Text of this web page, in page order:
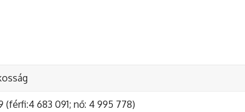
(férfi:4 683 091; nő: 4 995 778)